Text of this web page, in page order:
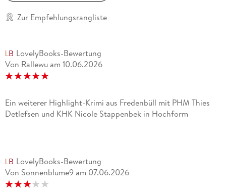
Zur Empfehlungsrangliste
LovelyBooks-Bewertung
Von Rallewu am 10.06.2026
Ein weiterer Highlight-Krimi aus Fredenbüll mit PHM Thies
Detlefsen und KHK Nicole Stappenbek in Hochform
LovelyBooks-Bewertung
Von Sonnenblume9 am 07.06.2026